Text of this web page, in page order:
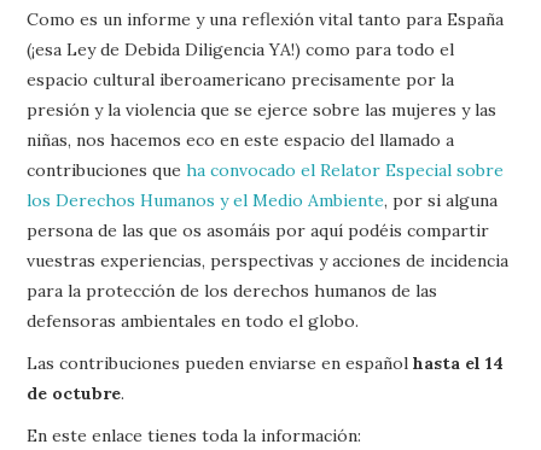
Como es un informe y una reflexión vital tanto para España
(¡esa Ley de Debida Diligencia YA!) como para todo el
espacio cultural iberoamericano precisamente por la
presión y la violencia que se ejerce sobre las mujeres y las
niñas, nos hacemos eco en este espacio del llamado a
contribuciones queha convocado el Relator Especial sobre
los Derechos Humanos y el Medio Ambiente, por si alguna
persona de las que os asomáis por aquí podéis compartir
vuestras experiencias, perspectivas y acciones de incidencia
para la protección de los derechos humanos de las
defensoras ambientales en todo el globo.
Las contribuciones pueden enviarse en españolhasta el 14
de octubre.
En este enlace tienes toda la información: